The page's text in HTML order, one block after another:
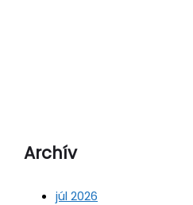
Archív
júl 2026